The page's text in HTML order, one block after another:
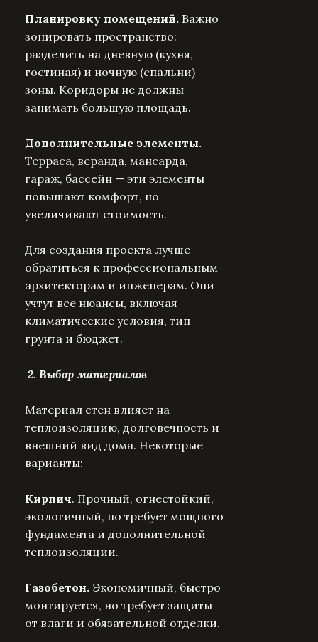
Планировку помещений. Важно
зонировать пространство:
разделить на дневную (кухня,
гостиная) и ночную (спальни)
зоны. Коридоры не должны
занимать большую площадь.
Дополнительные элементы.
Терраса, веранда, мансарда,
гараж, бассейн — эти элементы
повышают комфорт, но
увеличивают стоимость.
Для создания проекта лучше
обратиться к профессиональным
архитекторам и инженерам. Они
учтут все нюансы, включая
климатические условия, тип
грунта и бюджет.
2. Выбор материалов
Материал стен влияет на
теплоизоляцию, долговечность и
внешний вид дома. Некоторые
варианты:
Кирпич. Прочный, огнестойкий,
экологичный, но требует мощного
фундамента и дополнительной
теплоизоляции.
Газобетон. Экономичный, быстро
монтируется, но требует защиты
от влаги и обязательной отделки.